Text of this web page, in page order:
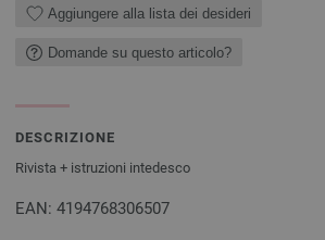
Aggiungere alla lista dei desideri
Domande su questo articolo?
DESCRIZIONE
Rivista + istruzioni intedesco
EAN: 4194768306507